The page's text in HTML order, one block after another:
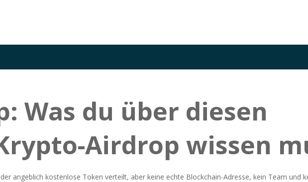
Was du über diesen
Airdrop wissen
angeblich kostenlose Token verteilt, aber keine echte Blockchain-Adresse, kein Team und